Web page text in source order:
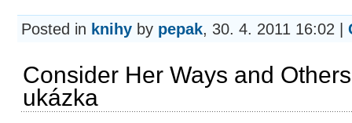
Posted in knihy by pepak, 30. 4. 2011 16:02 |
Consider Her Ways and
ukázka